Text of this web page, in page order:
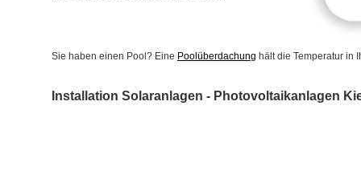
Sie haben einen Pool? Eine Poolüberdachung hält die Temperatur in
Installation Solaranlagen - Photovoltaikanlagen